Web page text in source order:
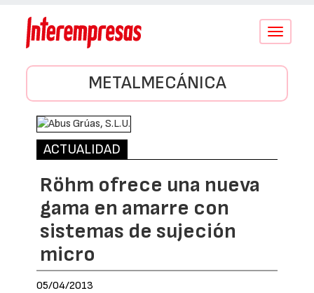
Conmutar
METALMECÁNICA
ACTUALIDAD
Röhm ofrece una nueva
gama en amarre con
sistemas de sujeción
micro
05/04/2013